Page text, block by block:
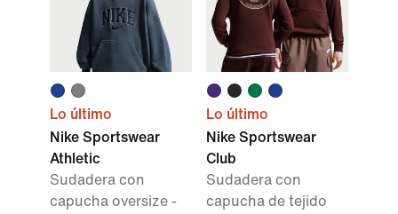
Lo último
Nike Sportswear
Athletic
Sudadera con
capucha oversize -
Lo último
Nike Sportswear
Club
Sudadera con
capucha de tejido